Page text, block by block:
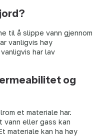
til å slippe vann gjennom
vanligvis høy
har lav
og
et materiale har.
eller gass kan
materiale kan ha høy